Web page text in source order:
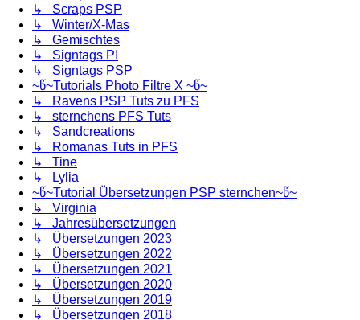
↳ Scraps PSP
↳ Winter/X-Mas
↳ Gemischtes
↳ Signtags PI
↳ Signtags PSP
~წ~Tutorials Photo Filtre X ~წ~
↳ Ravens PSP Tuts zu PFS
↳ sternchens PFS Tuts
↳ Sandcreations
↳ Romanas Tuts in PFS
↳ Tine
↳ Lylia
~წ~Tutorial Übersetzungen PSP sternchen~წ~
↳ Virginia
↳ Jahresübersetzungen
↳ Übersetzungen 2023
↳ Übersetzungen 2022
↳ Übersetzungen 2021
↳ Übersetzungen 2020
↳ Übersetzungen 2019
↳ Übersetzungen 2018